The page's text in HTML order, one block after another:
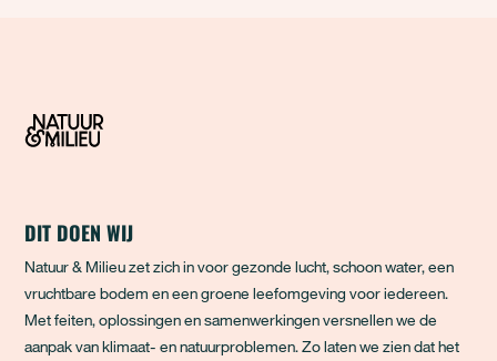
DIT DOEN WIJ
Natuur & Milieu zet zich in voor gezonde lucht, schoon water, een
vruchtbare bodem en een groene leefomgeving voor iedereen.
Met feiten, oplossingen en samenwerkingen versnellen we de
aanpak van klimaat- en natuurproblemen. Zo laten we zien dat het